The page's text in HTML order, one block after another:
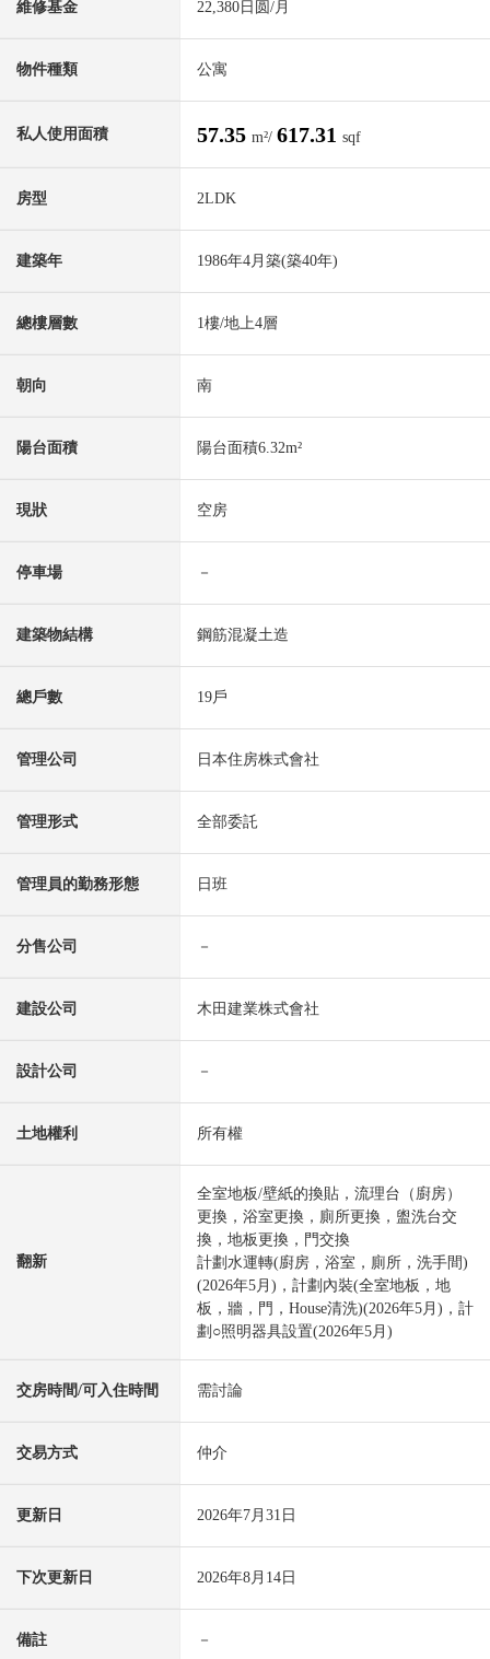
維修基金 22,380日圆/月
物件種類 公寓
私人使用面積 57.35 m²/ 617.31 sqf
房型 2LDK
建築年 1986年4月築(築40年)
總樓層數 1樓/地上4層
朝向 南
陽台面積 陽台面積6.32m²
現狀 空房
停車場 －
建築物結構 鋼筋混凝土造
總戶數 19戶
管理公司 日本住房株式會社
管理形式 全部委託
管理員的勤務形態 日班
分售公司 －
建設公司 木田建業株式會社
設計公司 －
土地權利 所有權
翻新
全室地板/壁紙的換貼，流理台（廚房）
更換，浴室更換，廁所更換，盥洗台交
換，地板更換，門交換
計劃水運轉(廚房，浴室，廁所，洗手間)
(2026年5月)，計劃內裝(全室地板，地
板，牆，門，House清洗)(2026年5月)，計
劃○照明器具設置(2026年5月)
交房時間/可入住時間 需討論
交易方式 仲介
更新日 2026年7月31日
下次更新日 2026年8月14日
備註 －